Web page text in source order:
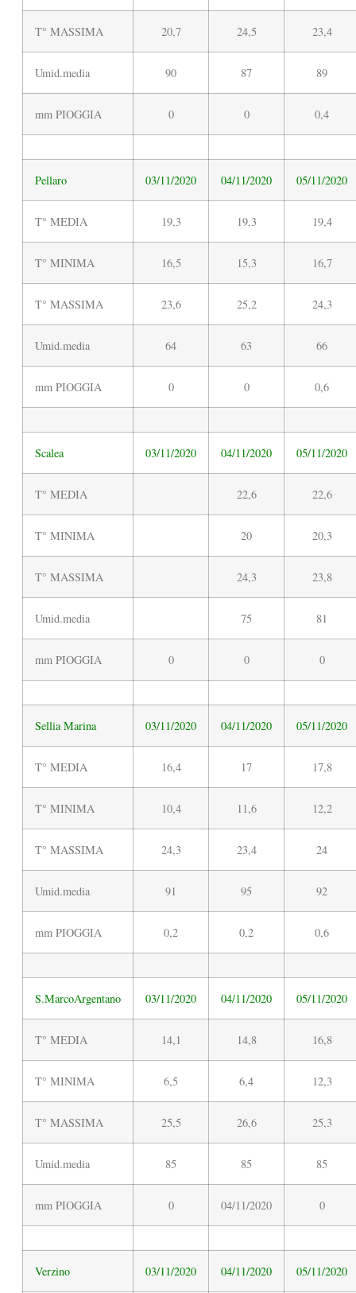
T° MASSIMA 20,7 24,5 23,4
Umid.media 90 87 89
mm PIOGGIA 0 0 0,4
Pellaro 03/11/2020 04/11/2020 05/11/2020
T° MEDIA 19,3 19,3 19,4
T° MINIMA 16,5 15,3 16,7
T° MASSIMA 23,6 25,2 24,3
Umid.media 64 63 66
mm PIOGGIA 0 0 0,6
Scalea 03/11/2020 04/11/2020 05/11/2020
T° MEDIA 22,6 22,6
T° MINIMA 20 20,3
T° MASSIMA 24,3 23,8
Umid.media 75 81
mm PIOGGIA 0 0 0
Sellia Marina 03/11/2020 04/11/2020 05/11/2020
T° MEDIA 16,4 17 17,8
T° MINIMA 10,4 11,6 12,2
T° MASSIMA 24,3 23,4 24
Umid.media 91 95 92
mm PIOGGIA 0,2 0,2 0,6
S.MarcoArgentano 03/11/2020 04/11/2020 05/11/2020
T° MEDIA 14,1 14,8 16,8
T° MINIMA 6,5 6,4 12,3
T° MASSIMA 25,5 26,6 25,3
Umid.media 85 85 85
mm PIOGGIA 0 04/11/2020 0
Verzino 03/11/2020 04/11/2020 05/11/2020